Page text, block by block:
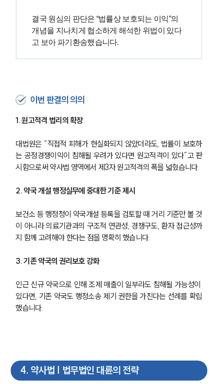
그룹소개
글로벌 파트너 로펌
고객의 소리
통합검색
결국 원심의 판단은 “법률상 보호되는 이익”의
개념을 지나치게 협소하게 해석한 위법이 있다
고 보아 파기환송했습니다.
이번 판결의 의의
1. 원고적격 법리의 확장
대법원은 “직접적 피해가 현실화되지 않았더라도, 법률이 보호하
는 공정경쟁이익이 침해될 우려가 있다면 원고적격이 있다”고 판
시함으로써 약사법 영역에서 제3자 원고적격의 폭을 넓혔습니다.
2. 약국 개설 행정실무에 중대한 기준 제시
보건소 등 행정청이 약국개설 등록을 검토할 때 거리 기준만 볼 것
이 아니라 의료기관과의 구조적 연관성, 경쟁구도, 환자 접근성까
지 함께 고려해야 한다는 점을 명확히 했습니다.
3. 기존 약국의 권리보호 강화
인근 신규 약국으로 인해 조제 매출이 일부라도 침해될 가능성이
있다면, 기존 약국도 행정소송 제기 권한을 가진다는 선례를 확립
했습니다.
4. 약사법 | 법무법인 대륜의 전략